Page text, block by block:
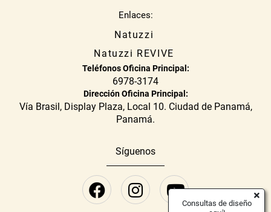
Enlaces:
Natuzzi
Natuzzi REVIVE
Teléfonos Oficina Principal:
6978-3174
Dirección Oficina Principal:
Vía Brasil, Display Plaza, Local 10. Ciudad de Panamá,
Panamá.
Síguenos
Consultas de diseño